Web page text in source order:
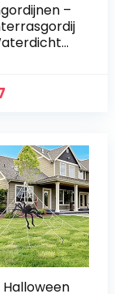
–